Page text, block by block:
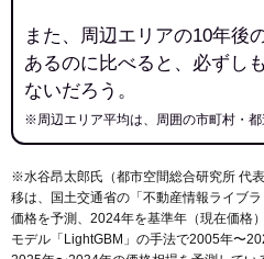
また、周辺エリアの10年後
あるのに比べると、必ずし
ないだろう。
※周辺エリア平均は、周囲の市町村・
※水谷昂太郎氏（都市空間総合研究所 代
移は、国土交通省の「 不動産情報ライブラ
価格を予測、2024年を基準年（現在価格
モデル「LightGBM」の手法で2005年〜